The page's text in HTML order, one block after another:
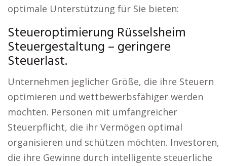
optimale Unterstützung für Sie bieten:
Steueroptimierung Rüsselsheim
Steuergestaltung – geringere
Steuerlast.
Unternehmen jeglicher Größe, die ihre Steuern
optimieren und wettbewerbsfähiger werden
möchten. Personen mit umfangreicher
Steuerpflicht, die ihr Vermögen optimal
organisieren und schützen möchten. Investoren,
die ihre Gewinne durch intelligente steuerliche